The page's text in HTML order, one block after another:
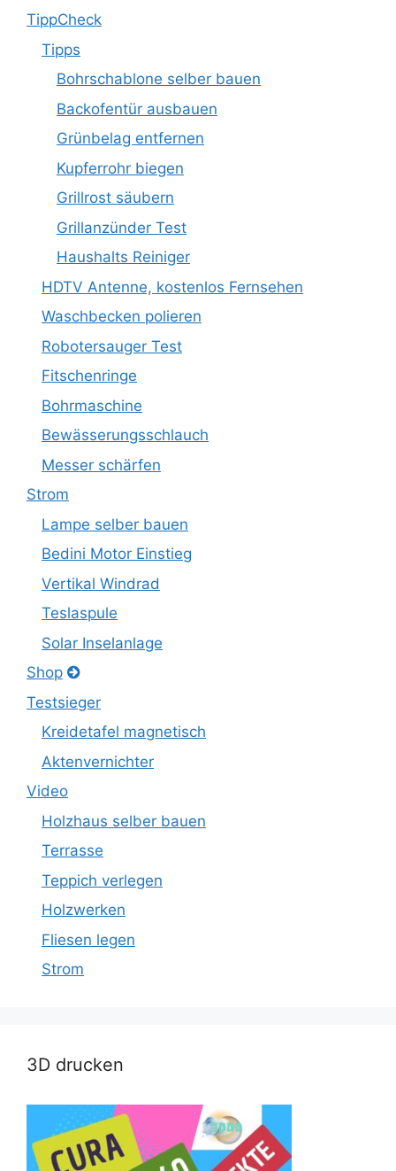
TippCheck
Tipps
Bohrschablone selber bauen
Backofentür ausbauen
Grünbelag entfernen
Kupferrohr biegen
Grillrost säubern
Grillanzünder Test
Haushalts Reiniger
HDTV Antenne, kostenlos Fernsehen
Waschbecken polieren
Robotersauger Test
Fitschenringe
Bohrmaschine
Bewässerungsschlauch
Messer schärfen
Strom
Lampe selber bauen
Bedini Motor Einstieg
Vertikal Windrad
Teslaspule
Solar Inselanlage
Shop
Testsieger
Kreidetafel magnetisch
Aktenvernichter
Video
Holzhaus selber bauen
Terrasse
Teppich verlegen
Holzwerken
Fliesen legen
Strom
3D drucken